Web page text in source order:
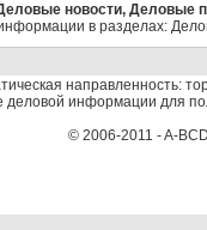
новости, Деловые
в разделах:
направленность:
информации для
© 2006-2011 - A-